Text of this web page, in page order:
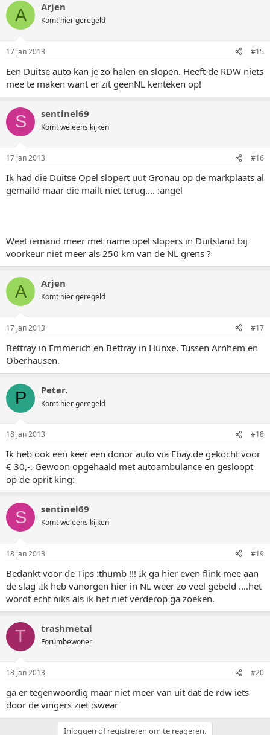
A Arjen
Komt hier geregeld
17 jan 2013 #15
Een Duitse auto kan je zo halen en slopen. Heeft de RDW niets
mee te maken want er zit geenNL kenteken op!
S sentinel69
Komt weleens kijken
17 jan 2013 #16
Ik had die Duitse Opel slopert uut Gronau op de markplaats al
gemaild maar die mailt niet terug.... :angel
Weet iemand meer met name opel slopers in Duitsland bij
voorkeur niet meer als 250 km van de NL grens ?
A Arjen
Komt hier geregeld
17 jan 2013 #17
Bettray in Emmerich en Bettray in Hünxe. Tussen Arnhem en
Oberhausen.
P Peter.
Komt hier geregeld
18 jan 2013 #18
Ik heb ook een keer een donor auto via Ebay.de gekocht voor
€ 30,-. Gewoon opgehaald met autoambulance en gesloopt
op de oprit king:
S sentinel69
Komt weleens kijken
18 jan 2013 #19
Bedankt voor de Tips :thumb !!! Ik ga hier even flink mee aan
de slag .Ik heb vanorgen hier in NL weer zo veel gebeld ....het
wordt echt niks als ik het niet verderop ga zoeken.
T trashmetal
Forumbewoner
18 jan 2013 #20
ga er tegenwoordig maar niet meer van uit dat de rdw iets
door de vingers ziet :swear
Inloggen of registreren om te reageren.